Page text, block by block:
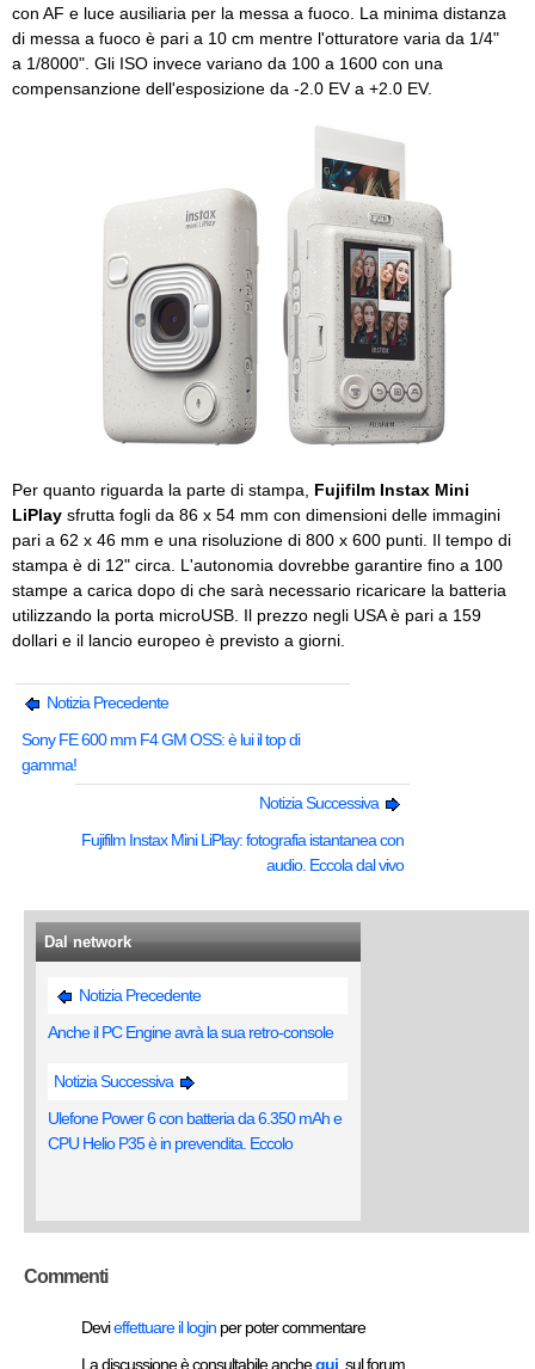
con AF e luce ausiliaria per la messa a fuoco. La minima distanza
di messa a fuoco è pari a 10 cm mentre l'otturatore varia da 1/4"
a 1/8000". Gli ISO invece variano da 100 a 1600 con una
compensanzione dell'esposizione da -2.0 EV a +2.0 EV.
Per quanto riguarda la parte di stampa, Fujifilm Instax Mini
LiPlay sfrutta fogli da 86 x 54 mm con dimensioni delle immagini
pari a 62 x 46 mm e una risoluzione di 800 x 600 punti. Il tempo di
stampa è di 12" circa. L'autonomia dovrebbe garantire fino a 100
stampe a carica dopo di che sarà necessario ricaricare la batteria
utilizzando la porta microUSB. Il prezzo negli USA è pari a 159
dollari e il lancio europeo è previsto a giorni.
Notizia Precedente
Sony FE 600 mm F4 GM OSS: è lui il top di
gamma!
Notizia Successiva
Fujifilm Instax Mini LiPlay: fotografia istantanea con
audio. Eccola dal vivo
Dal network
Notizia Precedente
Anche il PC Engine avrà la sua retro-console
Notizia Successiva
Ulefone Power 6 con batteria da 6.350 mAh e
CPU Helio P35 è in prevendita. Eccolo
Commenti
Devieffettuare il login per poter commentare
La discussione è consultabile anchequi , sul forum.